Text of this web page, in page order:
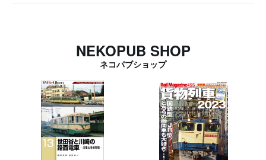
NEKOPUB SHOP
ネコパブショップ